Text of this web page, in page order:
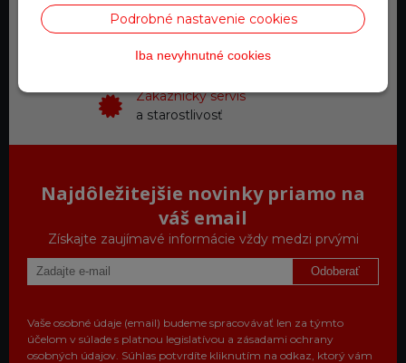
Podrobné nastavenie cookies
Iba nevyhnutné cookies
Tovar na sklade
expedujeme do 24 hod.
Zákaznícky servis
a starostlivosť
Najdôležitejšie novinky priamo na
váš email
Získajte zaujímavé informácie vždy medzi prvými
Odoberať
Vaše osobné údaje (email) budeme spracovávať len za týmto
účelom v súlade s platnou legislatívou a zásadami ochrany
osobných údajov. Súhlas potvrdíte kliknutím na odkaz, ktorý vám